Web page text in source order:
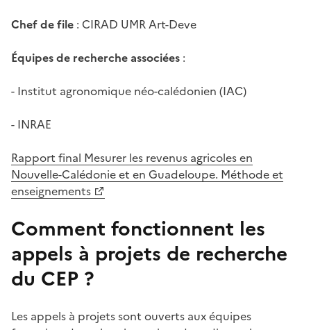
Chef de file : CIRAD UMR Art-Deve
Équipes de recherche associées :
- Institut agronomique néo-calédonien (IAC)
- INRAE
Rapport final Mesurer les revenus agricoles en
Nouvelle-Calédonie et en Guadeloupe. Méthode et
enseignements
Comment fonctionnent les
appels à projets de recherche
du CEP ?
Les appels à projets sont ouverts aux équipes